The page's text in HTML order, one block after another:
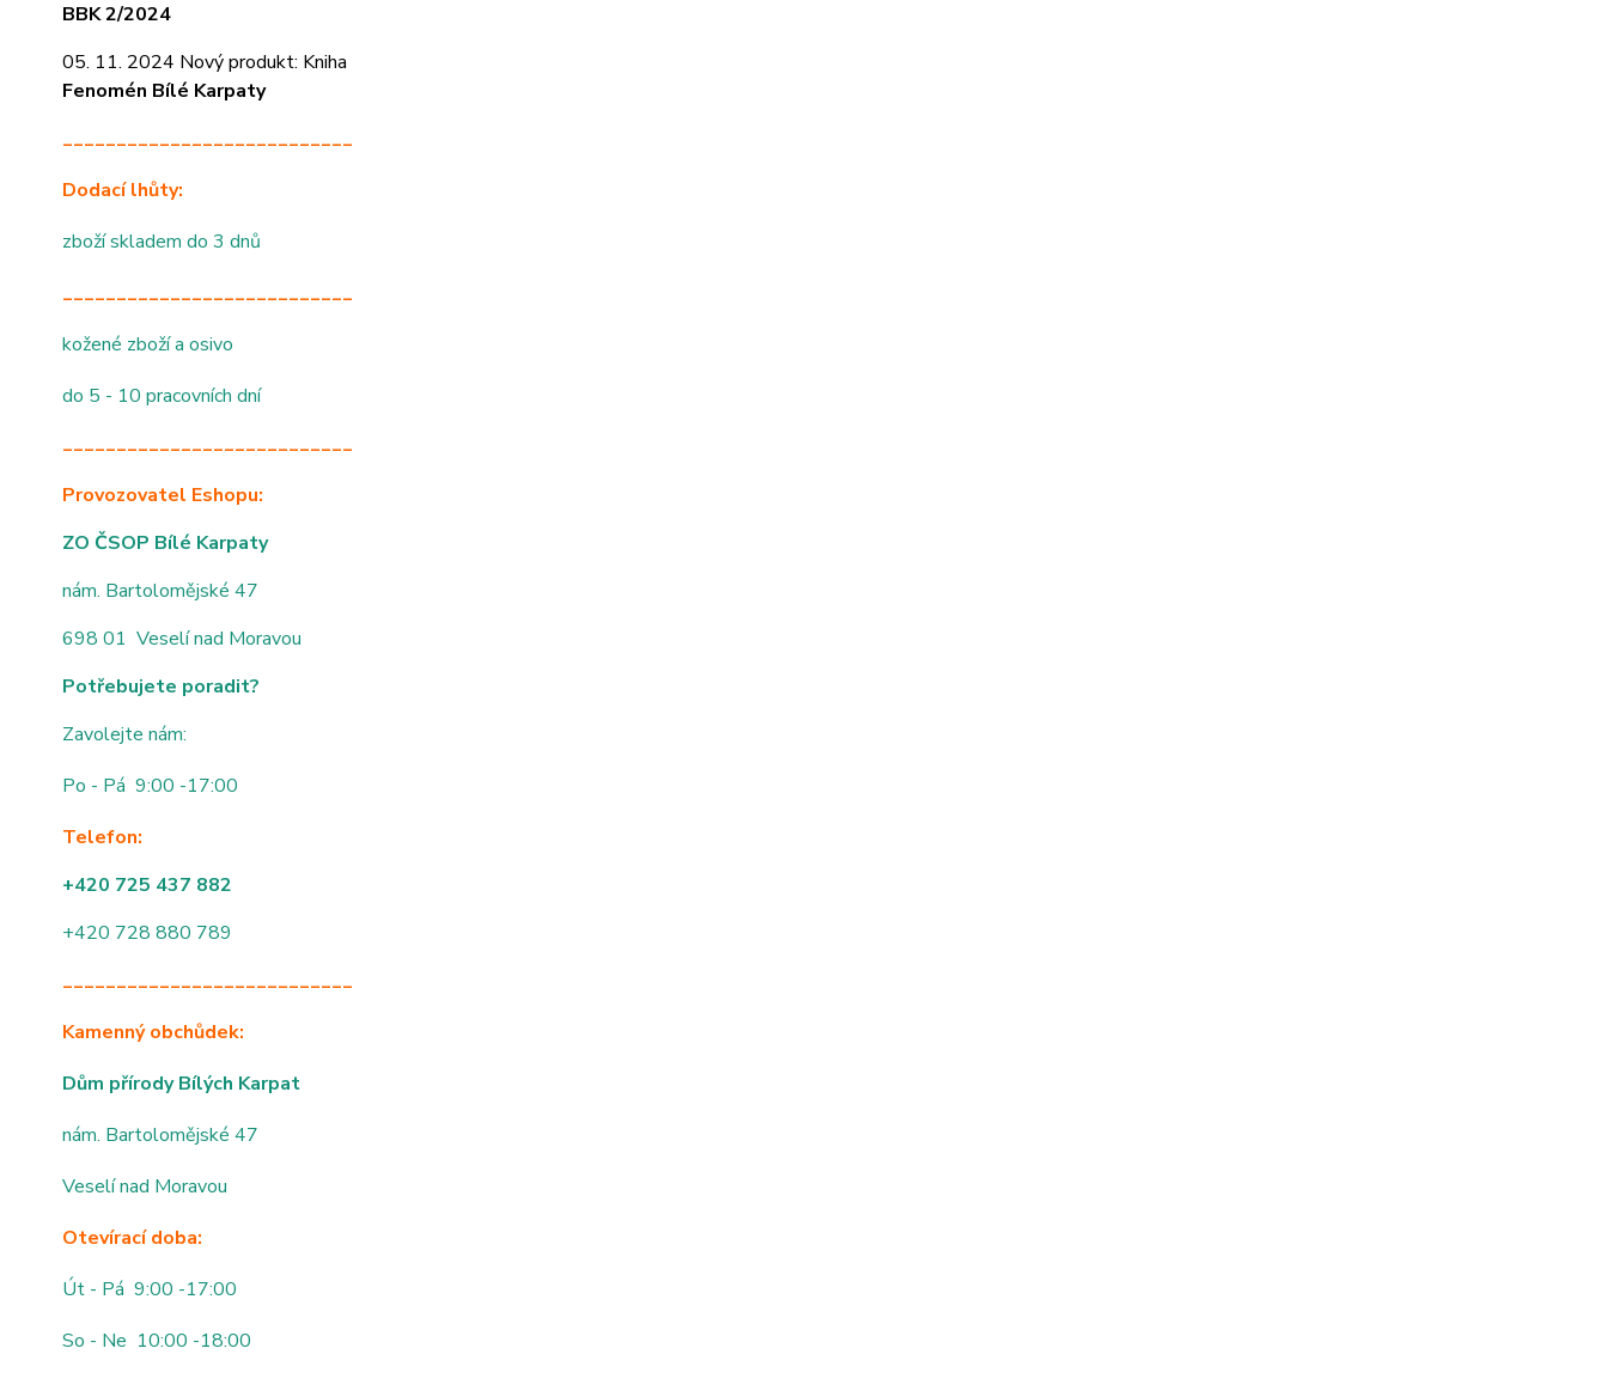
BBK 2/2024
05. 11. 2024 Nový produkt: Kniha
Fenomén Bílé Karpaty
___________________________
Dodací lhůty:
zboží skladem do 3 dnů
___________________________
kožené zboží a osivo
do 5 - 10 pracovních dní
___________________________
Provozovatel Eshopu:
ZO ČSOP Bílé Karpaty
nám. Bartolomějské 47
698 01 Veselí nad Moravou
Potřebujete poradit?
Zavolejte nám:
Po - Pá 9:00 -17:00
Telefon:
+420 725 437 882
+420 728 880 789
___________________________
Kamenný obchůdek:
Dům přírody Bílých Karpat
nám. Bartolomějské 47
Veselí nad Moravou
Otevírací doba:
Út - Pá 9:00 -17:00
So - Ne 10:00 -18:00